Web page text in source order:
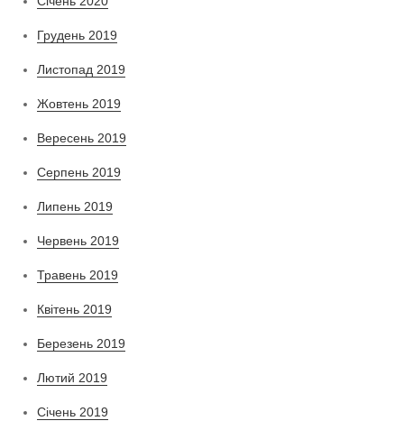
Грудень 2019
Листопад 2019
Жовтень 2019
Вересень 2019
Серпень 2019
Липень 2019
Червень 2019
Травень 2019
Квітень 2019
Березень 2019
Лютий 2019
Січень 2019